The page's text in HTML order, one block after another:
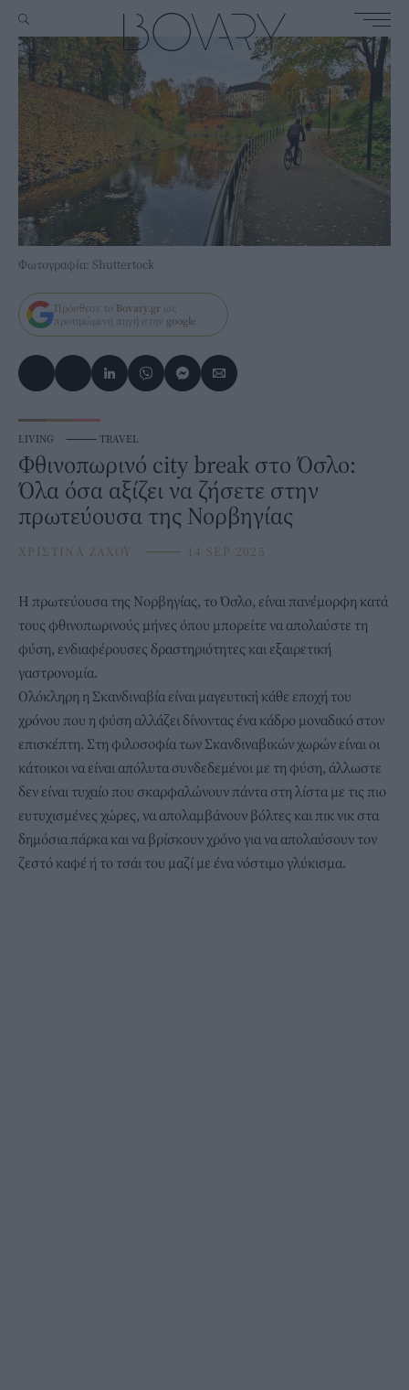
Φωτογραφία: Shuttertock
Πρόσθεσε το Bovary.gr ως
προτιμώμενη πηγή στην google
LIVING ⸻ TRAVEL
Φθινοπωρινό city break στο Όσλο:
Όλα όσα αξίζει να ζήσετε στην
πρωτεύουσα της Νορβηγίας
ΧΡΙΣΤΙΝΑ ΖΑΧΟΥ ⸻ 14 SEP 2025
Η πρωτεύουσα της Νορβηγίας, το Όσλο, είναι πανέμορφη κατά
τους φθινοπωρινούς μήνες όπου μπορείτε να απολαύστε τη
φύση, ενδιαφέρουσες δραστηριότητες και εξαιρετική
γαστρονομία.
Ολόκληρη η Σκανδιναβία είναι μαγευτική κάθε εποχή του
χρόνου που η φύση αλλάζει δίνοντας ένα κάδρο μοναδικό στον
επισκέπτη. Στη φιλοσοφία των Σκανδιναβικών χωρών είναι οι
κάτοικοι να είναι απόλυτα συνδεδεμένοι με τη φύση, άλλωστε
δεν είναι τυχαίο που σκαρφαλώνουν πάντα στη λίστα με τις πιο
ευτυχισμένες χώρες, να απολαμβάνουν βόλτες και πικ νικ στα
δημόσια πάρκα και να βρίσκουν χρόνο για να απολαύσουν τον
ζεστό καφέ ή το τσάι του μαζί με ένα νόστιμο γλύκισμα.